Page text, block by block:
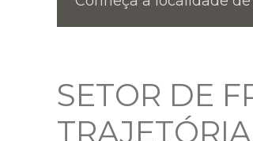
SETOR DE